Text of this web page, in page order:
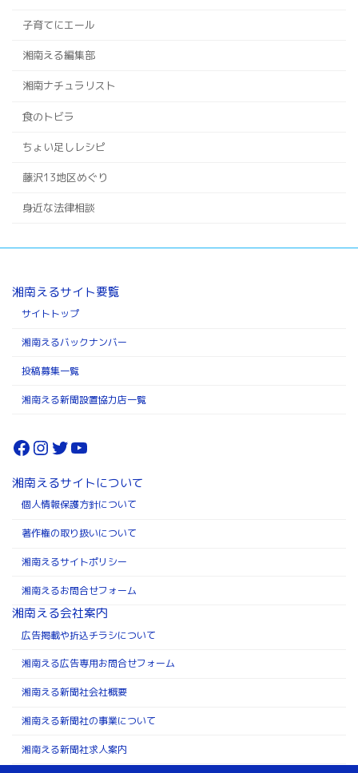
子育てにエール
湘南える編集部
湘南ナチュラリスト
食のトビラ
ちょい足しレシピ
藤沢13地区めぐり
身近な法律相談
湘南えるサイト要覧
サイトトップ
湘南えるバックナンバー
投稿募集一覧
湘南える新聞設置協力店一覧
Facebook
Instagram
Twitter
YouTube
湘南えるサイトについて
個人情報保護方針について
著作権の取り扱いについて
湘南えるサイトポリシー
湘南えるお問合せフォーム
湘南える会社案内
広告掲載や折込チラシについて
湘南える広告専用お問合せフォーム
湘南える新聞社会社概要
湘南える新聞社の事業について
湘南える新聞社求人案内